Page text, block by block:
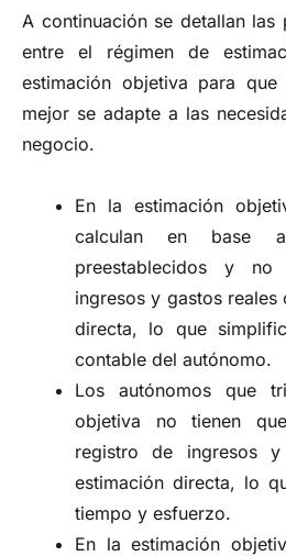
A continuación se detallan las
entre el régimen de
estimación objetiva para
mejor se adapte a las
negocio.
En la estimación
calculan en base
preestablecidos y
ingresos y gastos
directa, lo que
contable del autónomo.
Los autónomos que
objetiva no tienen
registro de ingresos
estimación directa, lo
tiempo y esfuerzo.
En la estimación